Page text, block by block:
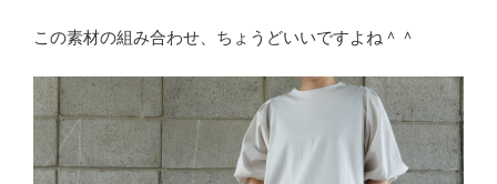
この素材の組み合わせ、ちょうどいいですよね＾＾